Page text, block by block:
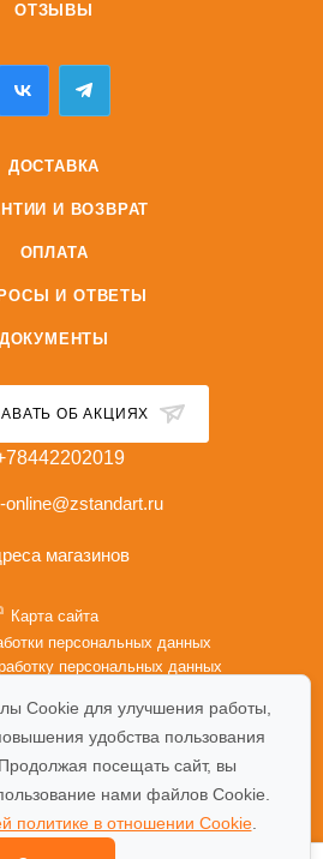
ОТЗЫВЫ
ДОСТАВКА
И ВОЗВРАТ
ОПЛАТА
И ОТВЕТЫ
ДОКУМЕНТЫ
ОБ АКЦИЯХ
online@zstandart.ru
магазинов
Карта сайта
персональных данных
персональных данных
Cookie для улучшения работы,
удобства пользования
посещать сайт, вы
нами файлов Cookie.
политике в отношении Cookie.